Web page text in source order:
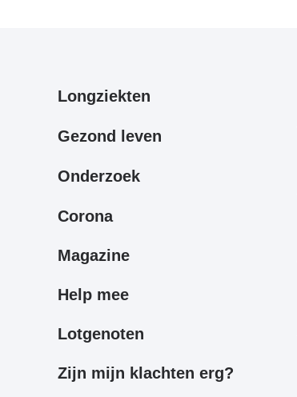
Primair
Longziekten
Gezond leven
Onderzoek
Corona
Magazine
Help mee
Lotgenoten
Zijn mijn klachten erg?